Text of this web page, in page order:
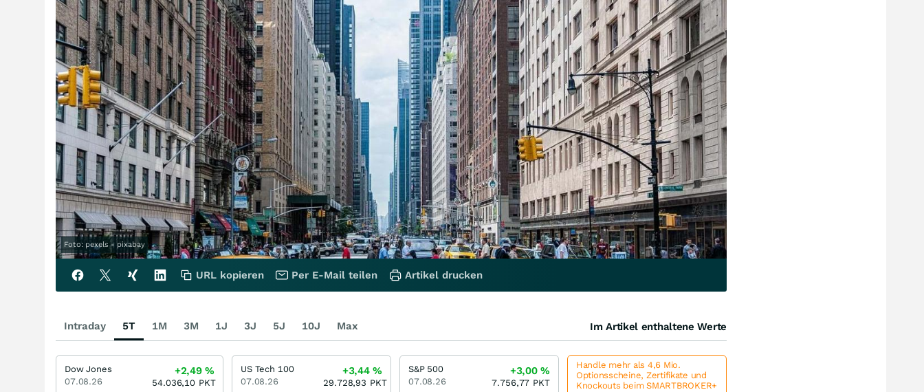
Foto: pexels - pixabay
URL kopieren Per E-Mail teilen Artikel drucken
Intraday 5T 1M 3M 1J 3J 5J 10J Max Im Artikel enthaltene Werte
Dow Jones
07.08.26
+2,49%
54.036,10 PKT
US Tech 100
07.08.26
+3,44%
29.728,93 PKT
S&P 500
07.08.26
+3,00%
7.756,77 PKT
Handle mehr als 4,6 Mio.
Optionsscheine, Zertifikate und
Knockouts beim SMARTBROKER+